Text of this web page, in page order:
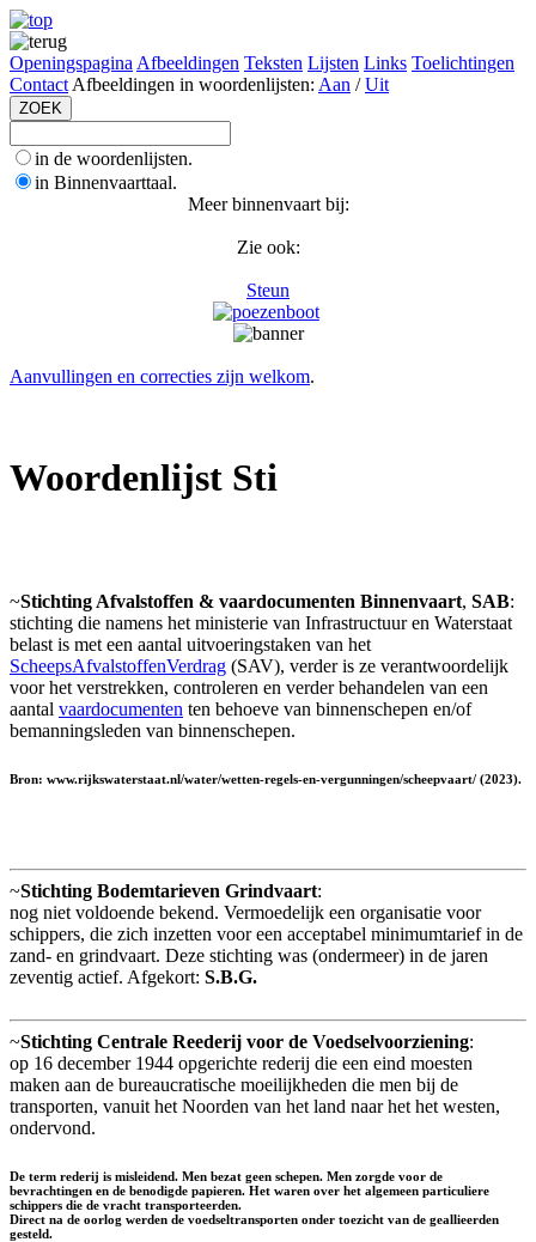
Openingspagina Afbeeldingen Teksten Lijsten Links Toelichtingen
Contact Afbeeldingen in woordenlijsten: Aan /Uit
in de woordenlijsten.
in Binnenvaarttaal.
Meer binnenvaart bij:
Zie ook:
Steun
Aanvullingen en correcties zijn welkom.
Woordenlijst Sti
~Stichting Afvalstoffen & vaardocumenten Binnenvaart, SAB:
stichting die namens het ministerie van Infrastructuur en Waterstaat
belast is met een aantal uitvoeringstaken van het
ScheepsAfvalstoffenVerdrag (SAV), verder is ze verantwoordelijk
voor het verstrekken, controleren en verder behandelen van een
aantal vaardocumenten ten behoeve van binnenschepen en/of
bemanningsleden van binnenschepen.
Bron: www.rijkswaterstaat.nl/water/wetten-regels-en-vergunningen/scheepvaart/ (2023).
~Stichting Bodemtarieven Grindvaart:
nog niet voldoende bekend. Vermoedelijk een organisatie voor
schippers, die zich inzetten voor een acceptabel minimumtarief in de
zand- en grindvaart. Deze stichting was (ondermeer) in de jaren
zeventig actief. Afgekort: S.B.G.
~Stichting Centrale Reederij voor de Voedselvoorziening:
op 16 december 1944 opgerichte rederij die een eind moesten
maken aan de bureaucratische moeilijkheden die men bij de
transporten, vanuit het Noorden van het land naar het het westen,
ondervond.
De term rederij is misleidend. Men bezat geen schepen. Men zorgde voor de
bevrachtingen en de benodigde papieren. Het waren over het algemeen particuliere
schippers die de vracht transporteerden.
Direct na de oorlog werden de voedseltransporten onder toezicht van de geallieerden
gesteld.